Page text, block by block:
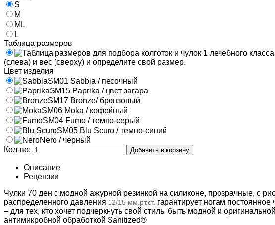
S
M
ML
L
Таблица размеров
(слева) и вес (сверху) и определите свой размер.
Цвет изделия
SM01 Sabbia / песочный
SM15 Paprika / цвет загара
SM17 Bronze/ бронзовый
SM06 Moka / кофейный
SM04 Fumo / темно-серый
SM05 Blu Scuro / темно-синий
Nero / черный
Кол-во:
Описание
Рецензии
Чулки 70 ден с модной ажурной резинкой на силиконе, прозрачные, с
распределенного давления 12/15 мм.рт.ст. гарантирует ногам
– для тех, кто хочет подчеркнуть свой стиль, быть модной и
антимикробной обработкой Sanitized®